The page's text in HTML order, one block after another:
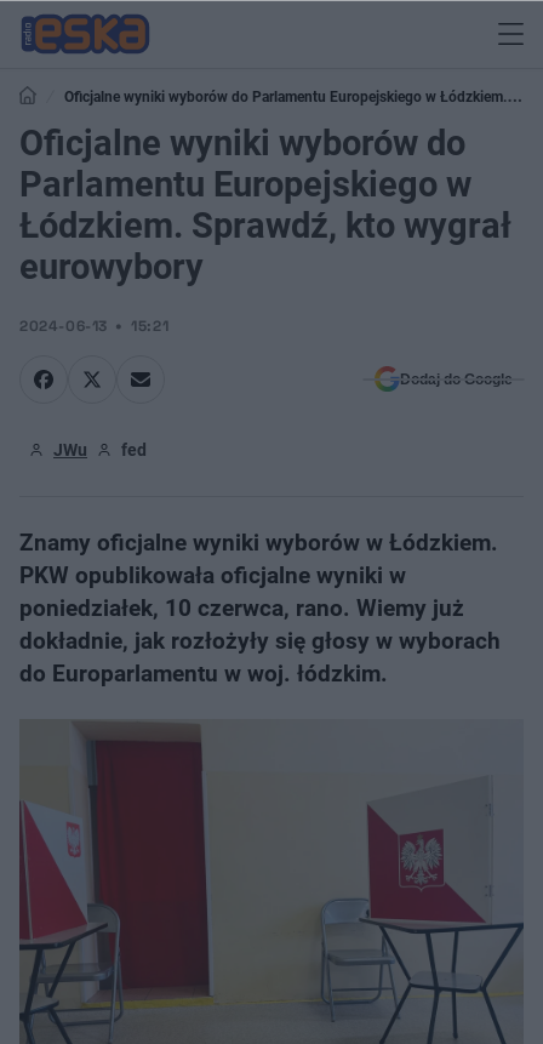
Oficjalne wyniki wyborów do Parlamentu Europejskiego w Łódzkiem.
Sprawdź, kto wygrał eurowybory
Oficjalne wyniki wyborów do
Parlamentu Europejskiego w
Łódzkiem. Sprawdź, kto wygrał
eurowybory
2024-06-13 15:21
Dodaj do Google
JWu fed
Znamy oficjalne wyniki wyborów w Łódzkiem.
PKW opublikowała oficjalne wyniki w
poniedziałek, 10 czerwca, rano. Wiemy już
dokładnie, jak rozłożyły się głosy w wyborach
do Europarlamentu w woj. łódzkim.